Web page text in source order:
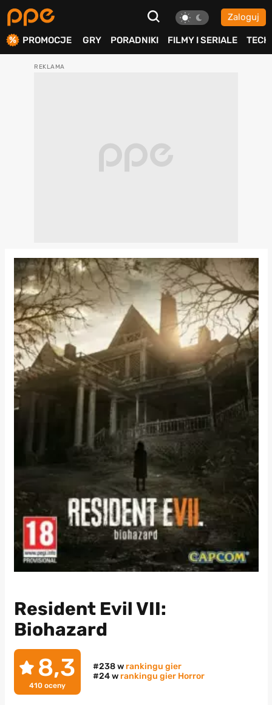
Zaloguj
PROMOCJE GRY PORADNIKI FILMY I SERIALE TECH
Resident Evil VII:
Biohazard
8,3
410oceny
#238 w rankingu gier
#24 w rankingu gier Horror